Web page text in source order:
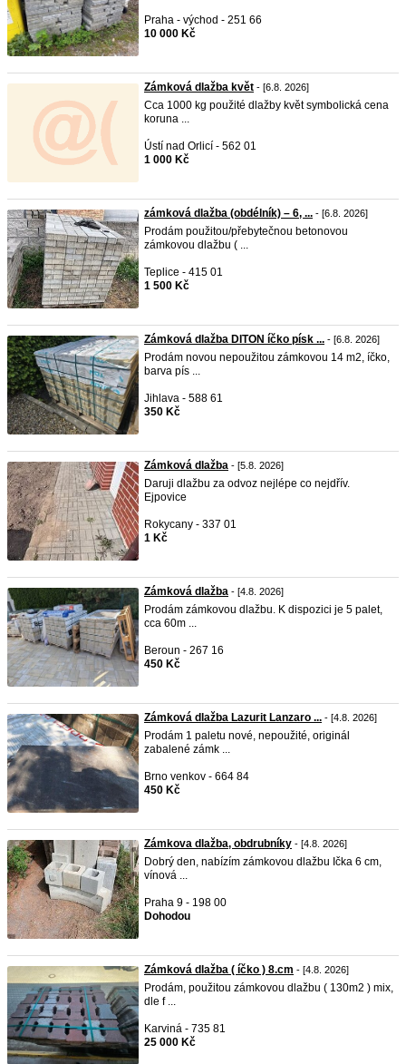
Praha - východ - 251 66
10 000 Kč
Zámková dlažba květ - [6.8. 2026]
Cca 1000 kg použité dlažby květ symbolická cena
koruna ...
Ústí nad Orlicí - 562 01
1 000 Kč
zámková dlažba (obdélník) – 6, ... - [6.8. 2026]
Prodám použitou/přebytečnou betonovou
zámkovou dlažbu ( ...
Teplice - 415 01
1 500 Kč
Zámková dlažba DITON íčko písk ... - [6.8. 2026]
Prodám novou nepoužitou zámkovou 14 m2, íčko,
barva pís ...
Jihlava - 588 61
350 Kč
Zámková dlažba - [5.8. 2026]
Daruji dlažbu za odvoz nejlépe co nejdřív.
Ejpovice
Rokycany - 337 01
1 Kč
Zámková dlažba - [4.8. 2026]
Prodám zámkovou dlažbu. K dispozici je 5 palet,
cca 60m ...
Beroun - 267 16
450 Kč
Zámková dlažba Lazurit Lanzaro ... - [4.8. 2026]
Prodám 1 paletu nové, nepoužité, originál
zabalené zámk ...
Brno venkov - 664 84
450 Kč
Zámkova dlažba, obdrubníky - [4.8. 2026]
Dobrý den, nabízím zámkovou dlažbu Ička 6 cm,
vínová ...
Praha 9 - 198 00
Dohodou
Zámková dlažba ( íčko ) 8.cm - [4.8. 2026]
Prodám, použitou zámkovou dlažbu ( 130m2 ) mix,
dle f ...
Karviná - 735 81
25 000 Kč